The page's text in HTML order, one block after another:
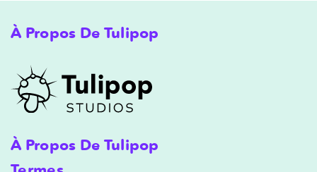
À Propos De Tulipop
À Propos De Tulipop